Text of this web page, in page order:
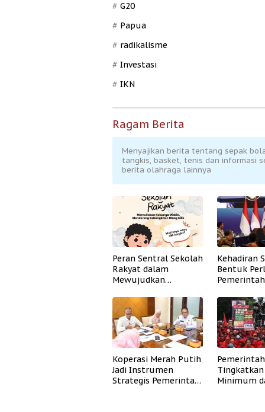
G20
Papua
radikalisme
Investasi
IKN
Ragam Berita
Menyajikan berita tentang sepak
tangkis, basket, tenis dan informasi
berita olahraga lainnya
Peran Sentral Sekolah
Rakyat dalam
Mewujudkan
Kehadiran
Bentuk
Koperasi Merah Putih
Jadi Instrumen
Strategis Pemerintah
Tingkatkan
Minimum